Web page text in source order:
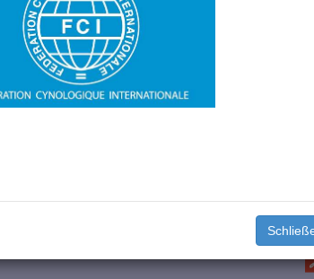
eine solche beantragt haben
Länder (Finnland, Norwegen, Schweden)